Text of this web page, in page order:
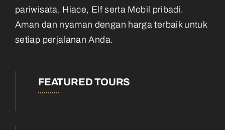
pariwisata, Hiace, Elf serta Mobil pribadi.
Aman dan nyaman dengan harga terbaik untuk
setiap perjalanan Anda.
FEATURED TOURS